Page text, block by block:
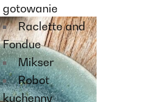
gotowanie
Raclette and
Fondue
Mikser
Robot
kuchenny